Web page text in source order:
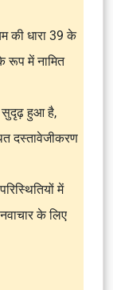
की धारा 39 के
रूप में नामित
सुदृढ़ हुआ है,
दस्तावेजीकरण
में
के लिए